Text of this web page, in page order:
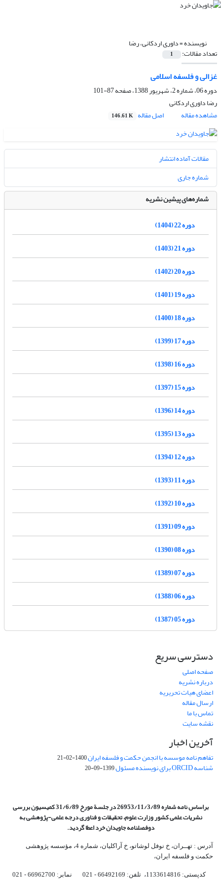
نویسنده =داوری اردکانی، رضا
تعداد مقالات: 1
غزالی و فلسفه اسلامی
دوره 06، شماره 2، شهریور 1388، صفحه
87-101
رضا داوری اردکانی
مشاهده مقاله
اصل مقاله 146.61 K
مقالات آماده انتشار
شماره جاری
شماره‌های پیشین نشریه
دوره 22 (1404)
دوره 21 (1403)
دوره 20 (1402)
دوره 19 (1401)
دوره 18 (1400)
دوره 17 (1399)
دوره 16 (1398)
دوره 15 (1397)
دوره 14 (1396)
دوره 13 (1395)
دوره 12 (1394)
دوره 11 (1393)
دوره 10 (1392)
دوره 09 (1391)
دوره 08 (1390)
دوره 07 (1389)
دوره 06 (1388)
دوره 05 (1387)
دسترسی سریع
صفحه اصلی
درباره نشریه
اعضای هیات تحریریه
ارسال مقاله
تماس با ما
نقشه سایت
آخرین اخبار
تفاهم نامه موسسه با انجمن حکمت و فلسفه ایران1400-02-21
شناسه ORCID برای نویسنده مسئول 1399-09-20
براساس نامه شماره 26953/11/3/89 در جلسة مورخ 31/6/89 کمیسیون
بررسی
نشریات علمی کشور وزارت علوم، تحقیقات و فناوری درجه علمی‌-پژوهشیبه
دوفصلنامه جاویدان خرد اعطا گردید.
آدرس : تهــران، خ نوفل لوشاتو، خ آراکلیان، شماره 4،‌ مؤسسه پژوهشی
حکمت و فلسفه ایران،‌
کدپستی: 1133614816، تلفن: 66492169 - 021 نمابر: 66962700 - 021